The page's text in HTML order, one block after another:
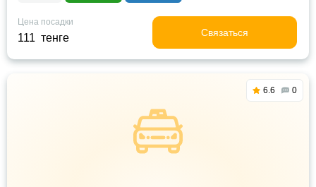
Цена посадки
111 тенге Связаться
6.6 0